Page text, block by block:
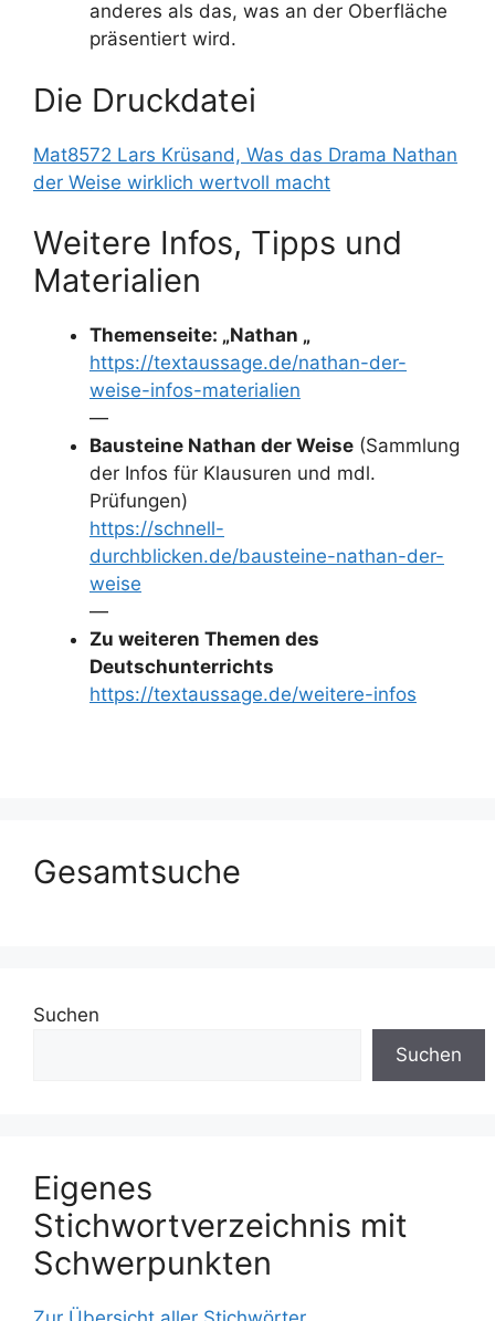
anderes als das, was an der Oberfläche
präsentiert wird.
Die Druckdatei
Mat8572 Lars Krüsand, Was das Drama Nathan
der Weise wirklich wertvoll macht
Weitere Infos, Tipps und
Materialien
Themenseite: „Nathan „
https://textaussage.de/nathan-der-
weise-infos-materialien
—
Bausteine Nathan der Weise (Sammlung
der Infos für Klausuren und mdl.
Prüfungen)
https://schnell-
durchblicken.de/bausteine-nathan-der-
weise
—
Zu weiteren Themen des
Deutschunterrichts
https://textaussage.de/weitere-infos
Gesamtsuche
Suchen
Suchen
Eigenes
Stichwortverzeichnis mit
Schwerpunkten